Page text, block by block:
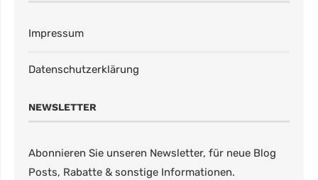
Impressum
Datenschutzerklärung
NEWSLETTER
Abonnieren Sie unseren Newsletter, für neue Blog
Posts, Rabatte & sonstige Informationen.